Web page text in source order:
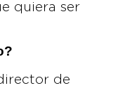
quiera ser
de